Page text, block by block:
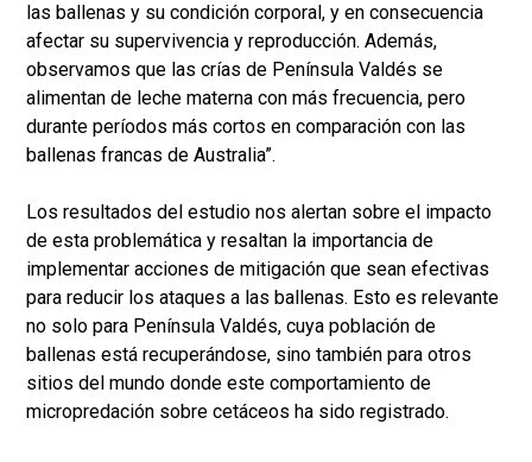
las ballenas y su condición corporal, y en consecuencia
afectar su supervivencia y reproducción. Además,
observamos que las crías de Península Valdés se
alimentan de leche materna con más frecuencia, pero
durante períodos más cortos en comparación con las
ballenas francas de Australia”.
Los resultados del estudio nos alertan sobre el impacto
de esta problemática y resaltan la importancia de
implementar acciones de mitigación que sean efectivas
para reducir los ataques a las ballenas. Esto es relevante
no solo para Península Valdés, cuya población de
ballenas está recuperándose, sino también para otros
sitios del mundo donde este comportamiento de
micropredación sobre cetáceos ha sido registrado.